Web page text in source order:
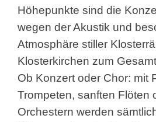
Höhepunkte sind die
wegen der Akustik und
Atmosphäre stiller
Klosterkirchen zum
Ob Konzert oder Chor: mit
Trompeten, sanften Flöten
Orchestern werden